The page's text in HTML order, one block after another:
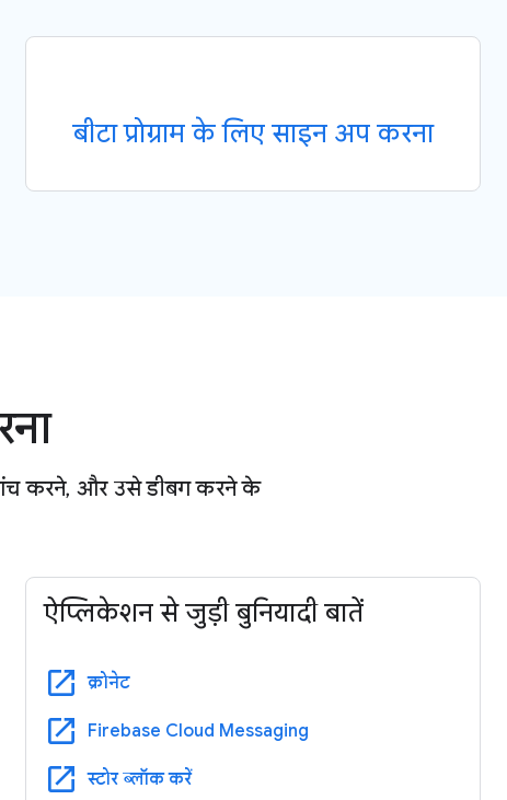
बीटा प्रोग्राम के लिए साइन अप करना
करने, और उसे डीबग करने के
ऐप्लिकेशन से जुड़ी बुनियादी बातें
open_in_new क्रोनेट
open_in_new Firebase Cloud Messaging
open_in_new स्टोर ब्लॉक करें